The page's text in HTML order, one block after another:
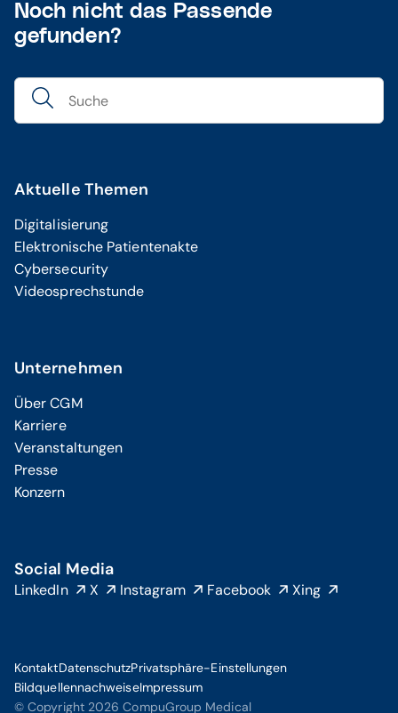
Noch nicht das Passende
gefunden?
Aktuelle Themen
Digitalisierung
Elektronische Patientenakte
Cybersecurity
Videosprechstunde
Unternehmen
Über CGM
Karriere
Veranstaltungen
Presse
Konzern
Social Media
LinkedIn X Instagram Facebook Xing
© Copyright 2026 CompuGroup Medical
KontaktDatenschutzPrivatsphäre-Einstellungen
BildquellennachweiseImpressum